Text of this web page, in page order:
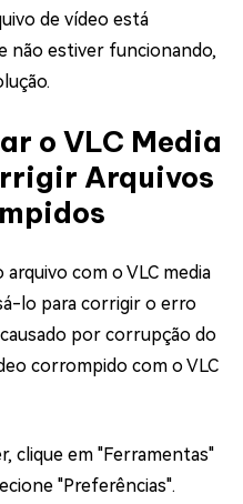
de vídeo está
não estiver funcionando,
o VLC Media
Arquivos
com o VLC media
lo para corrigir o erro
por corrupção do
corrompido com o VLC
clique em "Ferramentas"
"Preferências".